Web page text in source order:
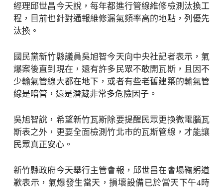
經理邱世昌今天說，每年都進行管線維修檢測汰換工
程，目前也針對通報維修漏氣頻率高的地點，列優先
汰換。
國民黨新竹縣議員吳旭智今天向中央社記者表示，氣
爆案後直到現在，還有許多民眾不敢開瓦斯，且因不
少輸氣管線大都在地下，或者有些老舊建築的輸氣管
線是暗管，還是潛藏非常多危險因子。
吳旭智說，希望新竹瓦斯除要提醒民眾更換微電腦瓦
斯表之外，更要全面檢測竹北市的瓦斯管線，才能讓
民眾真正安心。
新竹縣政府今天舉行主管會報，邱世昌在會場鞠躬道
歉表示，氣爆發生當天，損壞設備已於當天下午4時